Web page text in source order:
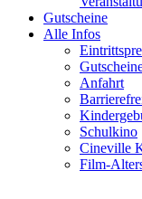
Gutscheine
Alle Infos
Anfahrt
Schulkino
Cineville
Film-